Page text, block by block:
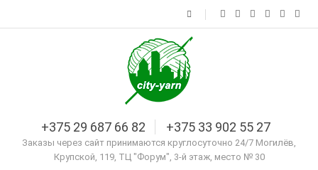
+375 29 687 66 82 +375 33 902 55 27
Заказы через сайт принимаются круглосуточно 24/7 Могилёв,
Крупской, 119, ТЦ "Форум", 3-й этаж, место № 30